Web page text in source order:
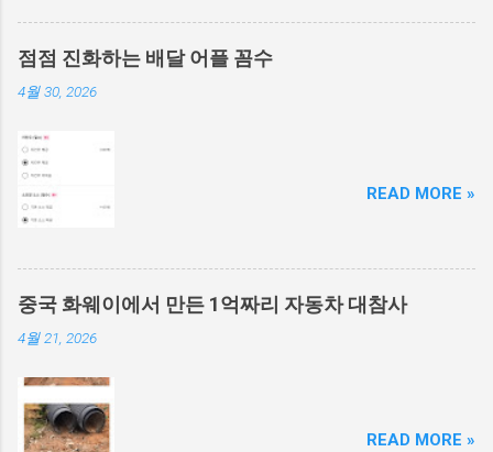
점점 진화하는 배달 어플 꼼수
4월 30, 2026
READ MORE »
중국 화웨이에서 만든 1억짜리 자동차 대참사
4월 21, 2026
READ MORE »